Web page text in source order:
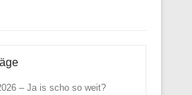
– Ja is scho so weit?